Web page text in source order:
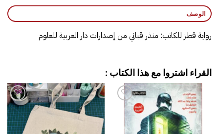
الوصف
رواية قطز للكاتب: منذر قباني من إصدارات دار العربية للعلوم
القراء اشتروا مع هذا الكتاب :
إضافة
قائمة
الرغبات
إضافة
إلى
قائمة
الرغبات